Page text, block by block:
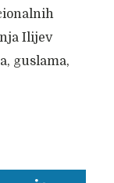
Ilijev
guslama,